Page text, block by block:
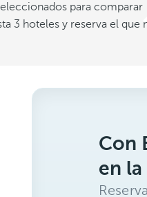
para comparar
3 hoteles y reserva el que
Con
en